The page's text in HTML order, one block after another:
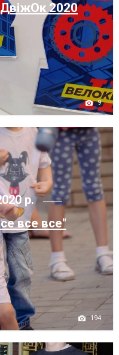
2020
9
р.
все все"
194